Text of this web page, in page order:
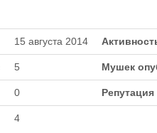
15 августа 2014
5 Мушек
0 Репутация
4